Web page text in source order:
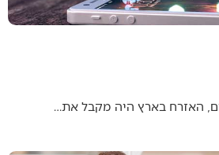
האזרח בארץ היה מקבל את…